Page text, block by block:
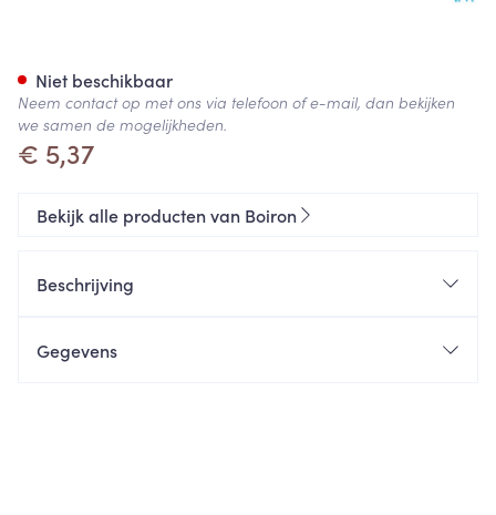
€ 5,37
Niet beschikbaar
Neem contact op met ons via telefoon of e-mail, dan bekijken
we samen de mogelijkheden.
Bekijk alle producten van Boiron
Beschrijving
Gegevens